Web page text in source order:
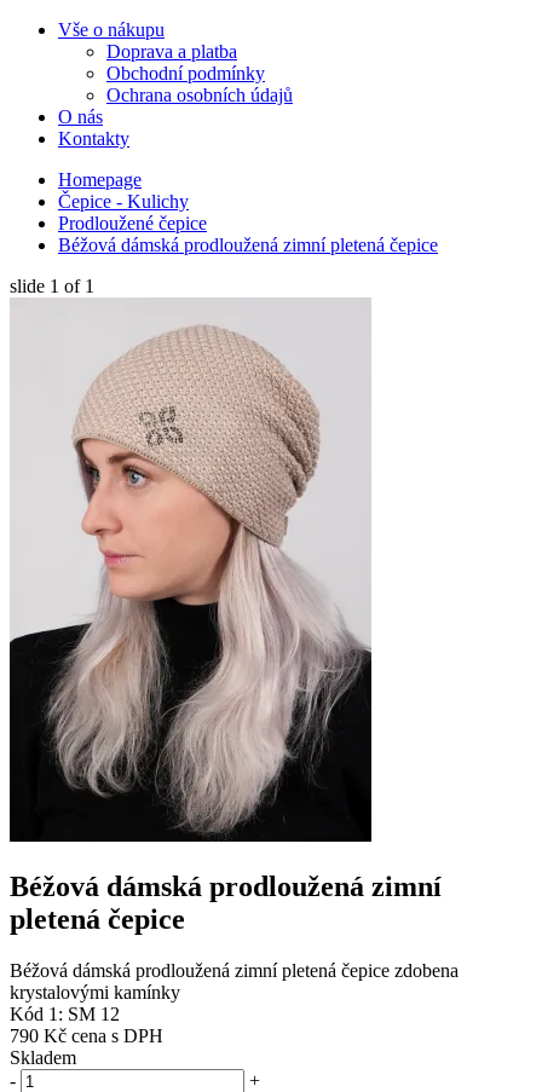
Vše o nákupu
Doprava a platba
Obchodní podmínky
Ochrana osobních údajů
O nás
Kontakty
Homepage
Čepice - Kulichy
Prodloužené čepice
Béžová dámská prodloužená zimní pletená čepice
slide 1 of 1
Béžová dámská prodloužená zimní
pletená čepice
Béžová dámská prodloužená zimní pletená čepice zdobena
krystalovými kamínky
Kód 1: SM 12
790 Kč cena s DPH
Skladem
-
+